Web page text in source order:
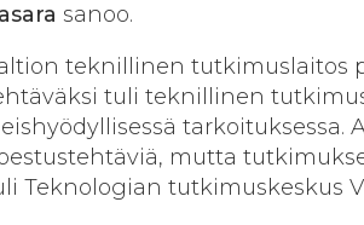
sanoo.
teknillinen tutkimuslaitos
tuli teknillinen
tarkoituksessa.
mutta
Teknologian tutkimuskeskus